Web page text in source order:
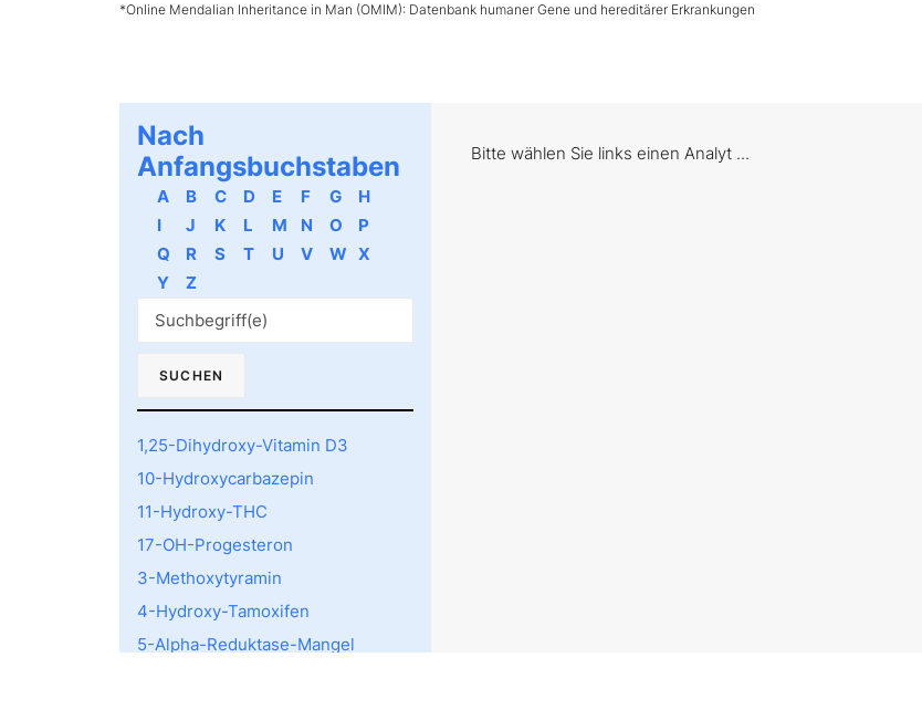
*Online Mendalian Inheritance in Man (OMIM): Datenbank humaner Gene und hereditärer Erkrankungen
Nach
Anfangsbuchstaben
A B C D E F G
H
I
J K L M N O
P
Q
R S T U V W X
Y
Z
1,25-Dihydroxy-Vitamin D3
10-Hydroxycarbazepin
11-Hydroxy-THC
17-OH-Progesteron
3-Methoxytyramin
4-Hydroxy-Tamoxifen
5-Alpha-Reduktase-Mangel
Bitte wählen Sie links einen Analyt ...